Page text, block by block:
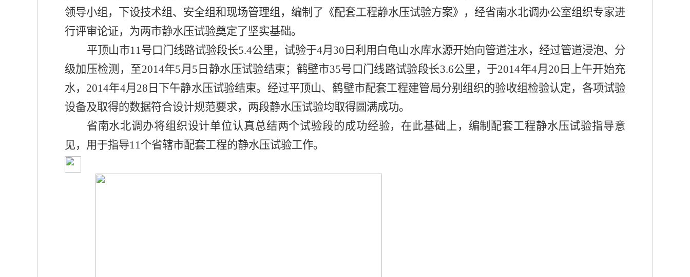
领导小组， 下设技术组、安全组和现场管理组，编制了《配套工程静水压试验方案》，经省南水北调办公室组织专家进
行评审论证，为两市静水压试验奠定了坚实基础。
平顶山市11号口门线路试验段长5.4公里，试验于4月 30 日利用白龟山水库水源开始向管道注水，经过管道浸泡、分
级加压检测，至2014年5月 5 日静水压试验结束； 鹤壁市35号口门线路试验段长3.6公里，于2014年4月 20 日上午开始充
水， 2014年4月 28 日下午静水压试验结束。 经过平顶山、鹤壁市配套工程建管局分别组织的验收组检验认定，各项试验
设备及取得的数据符合设计规范要求， 两段静水压试验均取得圆满成功。
省南水北调办将组织设计单位认真总结两个试验段的成功经验，在此基础上，编制配套工程静水压试验指导意
见，用于指导11个省辖市配套工程的静水压试验工作。